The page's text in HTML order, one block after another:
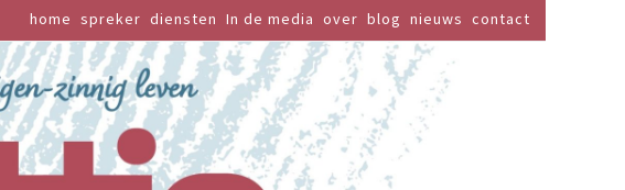
home spreker diensten In de media over blog nieuws contact